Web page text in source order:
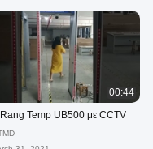
00:44
Temp UB500 με CCTV